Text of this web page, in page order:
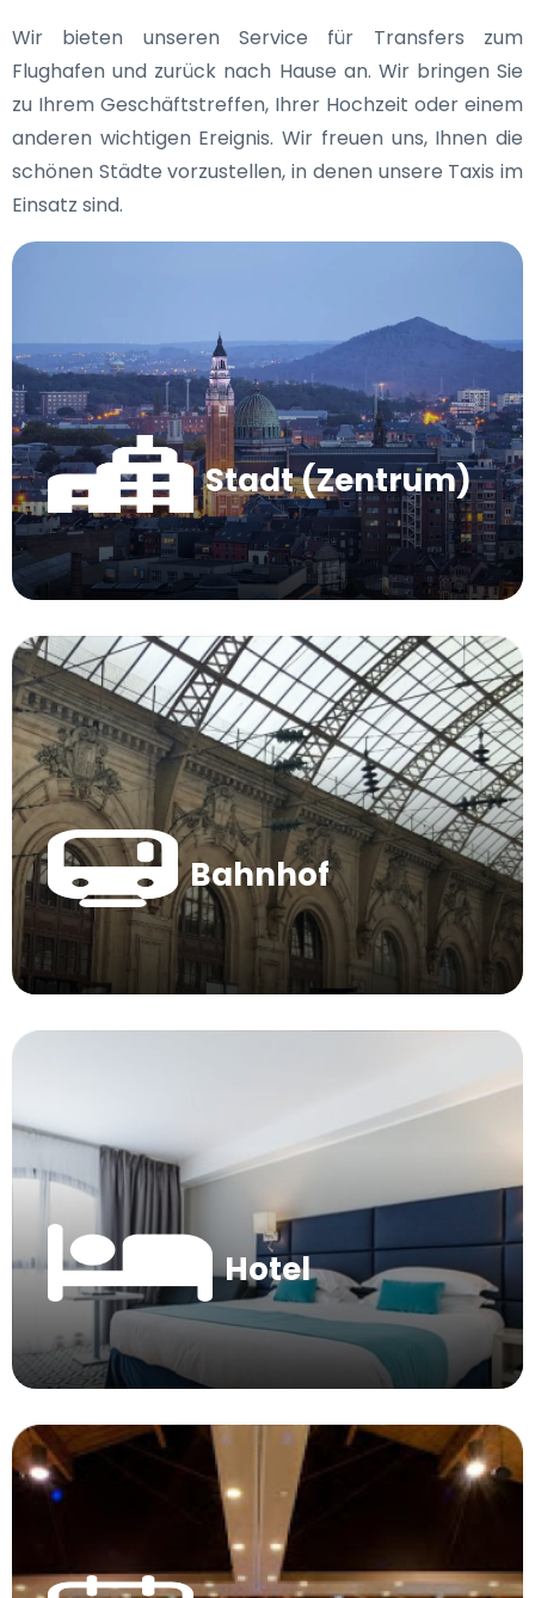
Wir bieten unseren Service für Transfers zum
Flughafen und zurück nach Hause an. Wir bringen Sie
zu Ihrem Geschäftstreffen, Ihrer Hochzeit oder einem
anderen wichtigen Ereignis. Wir freuen uns, Ihnen die
schönen Städte vorzustellen, in denen unsere Taxis im
Einsatz sind.
Stadt (Zentrum)
Bahnhof
Hotel